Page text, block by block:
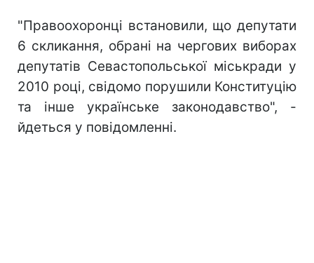
"Правоохоронці встановили, що депутати
6 скликання, обрані на чергових виборах
депутатів Севастопольської міськради у
2010 році, свідомо порушили Конституцію
та інше українське законодавство", -
йдеться у повідомленні.